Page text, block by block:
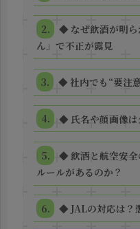
◆ なぜ飲酒が明ら
ん」で不正が露見
◆ 社内でも“要注
◆ 氏名や顔画像は
◆ 飲酒と航空安全
ルールがあるのか？
◆ JALの対応は？